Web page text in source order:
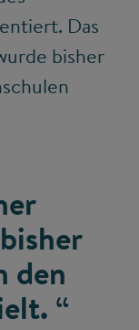
Das
bisher
den
“